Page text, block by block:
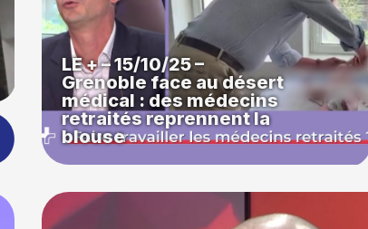
LE + – 15/10/25 –
Grenoble face au désert
médical : des médecins
retraités reprennent la
blouse